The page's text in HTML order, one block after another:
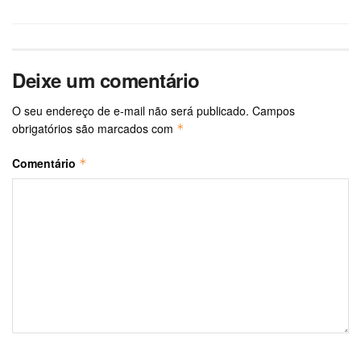
Deixe um comentário
O seu endereço de e-mail não será publicado. Campos
obrigatórios são marcados com *
Comentário *